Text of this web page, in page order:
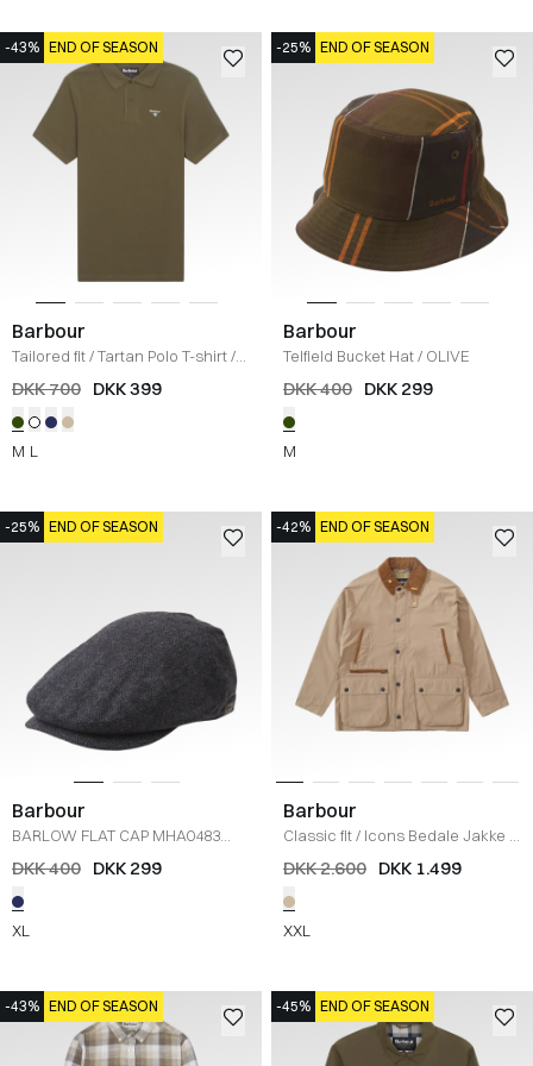
-43% END OF SEASON
Barbour
Tailored fit/Tartan Polo T-shirt/
OLIVE
DKK 700 DKK 399
M L
-25% END OF SEASON
Barbour
Telfield Bucket Hat/ OLIVE
DKK 400 DKK 299
M
-25% END OF SEASON
Barbour
BARLOW FLAT CAP MHA0483
CAP
NAVY
DKK 400 DKK 299
XL
-42% END OF SEASON
Barbour
Classic fit/ Icons Bedale Jakke
SAND
DKK 2.600 DKK 1.499
XXL
-43% END OF SEASON -45% END OF SEASON